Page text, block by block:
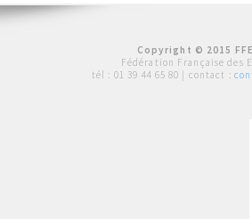
Copyright © 2015
Fédération Française des
tél : 01 39 44 65 80 | contact :